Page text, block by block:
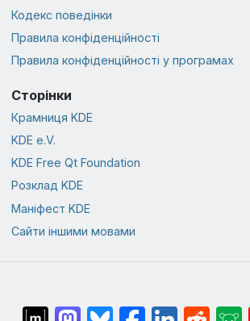
Кодекс поведінки
Правила конфіденційності
Правила конфіденційності у програмах
Сторінки
Крамниця KDE
KDE e.V.
KDE Free Qt Foundation
Розклад KDE
Маніфест KDE
Сайти іншими мовами